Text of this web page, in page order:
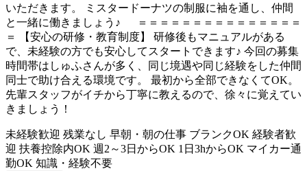
いただきます。 ミスタードーナツの制服に袖を通し、仲間
と一緒に働きましょう♪ ＝＝＝＝＝＝＝＝＝＝＝＝＝＝＝
＝ 【安心の研修・教育制度】 研修後もマニュアルがある
で、未経験の方でも安心してスタートできます♪ 今回の募集
時間帯はしゅふさんが多く、同じ境遇や同じ経験をした仲間
同士で助け合える環境です。 最初から全部できなくてOK。
先輩スタッフがイチから丁寧に教えるので、徐々に覚えてい
きましょう！
未経験歓迎 残業なし 早朝・朝の仕事 ブランクOK 経験者歓
迎 扶養控除内OK 週2～3日からOK 1日3hからOK マイカー通
勤OK 知識・経験不要